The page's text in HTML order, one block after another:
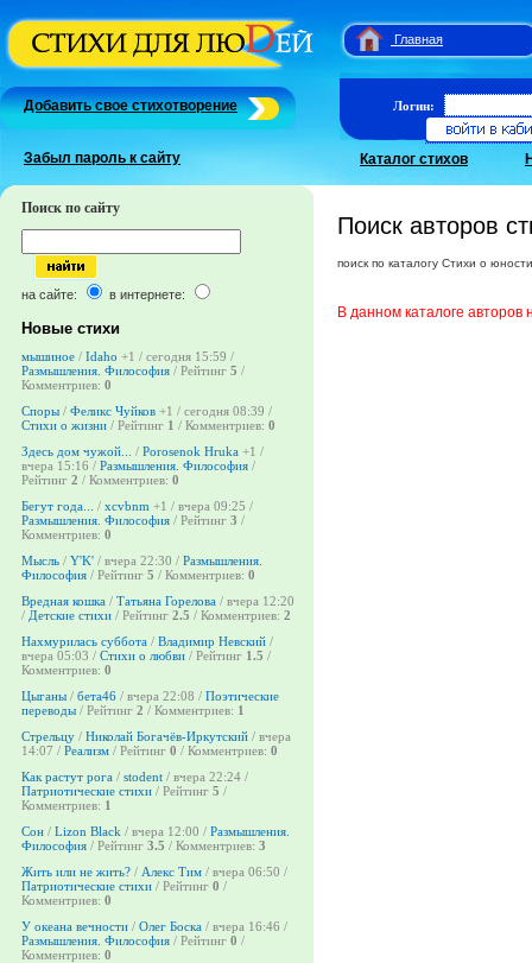
Главная
Добавить свое стихотворение
Забыл пароль к сайту
Логин:
Каталог стихов
Поиск по сайту
на сайте: в интернете:
Новые стихи
мышиное / Idaho +1 / сегодня 15:59 /
Размышления. Философия / Рейтинг 5 /
Комментриев: 0
Споры / Феликс Чуйков +1 / сегодня 08:39 /
Стихи о жизни / Рейтинг 1 / Комментриев: 0
Здесь дом чужой...
/ Porosenok Hruka +1 /
вчера 15:16 / Размышления. Философия /
Рейтинг 2 / Комментриев: 0
Бегут года...
/ xcvbnm +1 / вчера 09:25 /
Размышления. Философия / Рейтинг 3 /
Комментриев: 0
Мысль / Y'K' / вчера 22:30 / Размышления.
Философия / Рейтинг 5 / Комментриев: 0
Вредная кошка / Татьяна Горелова / вчера 12:20
/ Детские стихи / Рейтинг 2.5 / Комментриев: 2
Нахмурилась суббота / Владимир Невский /
вчера 05:03 / Стихи о любви / Рейтинг 1.5 /
Комментриев: 0
Цыганы / бета46 / вчера 22:08 / Поэтические
переводы / Рейтинг 2 / Комментриев: 1
Стрельцу / Николай Богачёв-Иркутский / вчера
14:07 / Реализм / Рейтинг 0 / Комментриев: 0
Как растут рога / stodent / вчера 22:24 /
Патриотические стихи / Рейтинг 5 /
Комментриев: 1
Сон / Lizon Black / вчера 12:00 / Размышления.
Философия / Рейтинг 3.5 / Комментриев: 3
Жить или не жить? / Алекс Тим / вчера 06:50 /
Патриотические стихи / Рейтинг 0 /
Комментриев: 0
У океана вечности / Олег Боска / вчера 16:46 /
Размышления. Философия / Рейтинг 0 /
Комментриев: 0
Поиск авторов
поиск по каталогу Стихи о юности
В данном каталоге авторов